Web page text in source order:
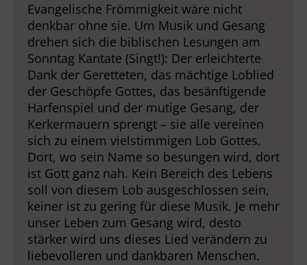
Evangelische Frömmigkeit wäre nicht
denkbar ohne sie. Um Musik und Gesang
drehen sich die biblischen Lesungen am
Sonntag Kantate (Singt!): Der erleichterte
Dank der Geretteten, das mächtige Loblied
der Geschöpfe Gottes, das besänftigende
Harfenspiel und der mutige Gesang, der
Kerkermauern sprengt – sie alle vereinen
sich zu einem vielstimmigen Lob Gottes.
Dort, wo sein Name so besungen wird, dort
ist Gott ganz nah. Kein Bereich des Lebens
soll von diesem Lob ausgeschlossen sein,
keiner ist zu gering für diese Musik. Je mehr
unser Leben zum Gesang wird, desto
stärker wird uns dieses Lied verändern zu
liebevolleren und dankbaren Menschen.